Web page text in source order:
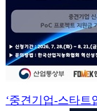
‘중견기업-스타트